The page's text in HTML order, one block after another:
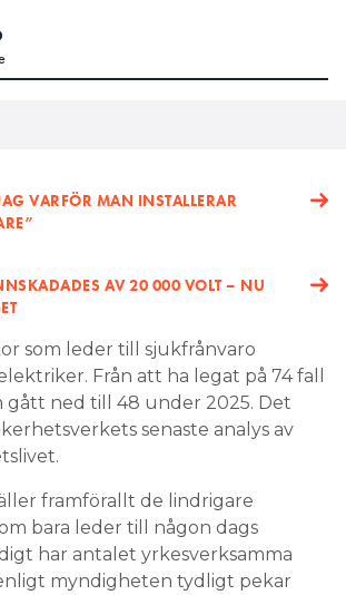
VARFÖR MAN INSTALLERAR
AV 20 000 VOLT – NU
som leder till sjukfrånvaro
Från att ha legat på 74 fall
gått ned till 48 under 2025. Det
senaste analys av
framförallt de lindrigare
bara leder till någon dags
har antalet yrkesverksamma
myndigheten tydligt pekar